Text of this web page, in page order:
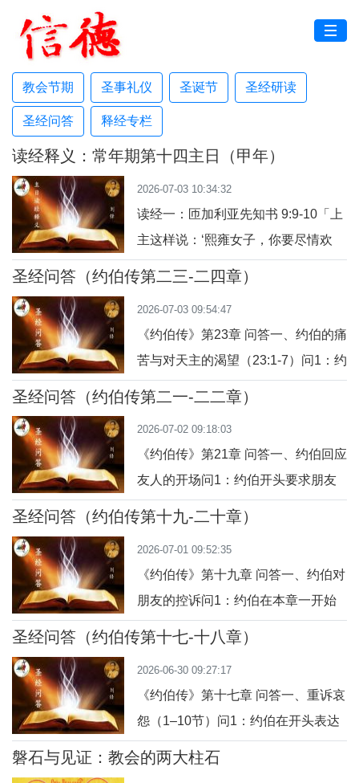
教会节期 圣事礼仪 圣诞节 圣经研读
圣经问答 释经专栏
读经释义：常年期第十四主日（甲年）
2026-07-03 10:34:32
读经一：匝加利亚先知书 9:9-10「上
主这样说：‘熙雍女子，你要尽情欢
乐！耶路撒冷女子，你要欢呼！’」历
子”是拟人化的表达，代表整个以色列
子民，尤其是耶路撒冷居民。匝加利
亚生活在公元前6世纪末至5世纪初，
是以色列从巴比伦放逐归回国后，重
他的信
圣经问答（约伯传第二三-二四章）
2026-07-03 09:54:47
《约伯传》第23章 问答一、约伯的痛
苦与对天主的渴望（23:1-7）问1：约
伯开头表达了怎样的心情？答：约伯
感到天主的手沉重地压在他身上，使
他不断呻吟。这表达了他内在的痛苦
和对天主沉默的困惑。问2：约伯最
渴望的是什么？答：他渴望能“找到天
的是
圣经问答（约伯传第二一-二二章）
2026-07-02 09:18:03
《约伯传》第21章 问答一、约伯回应
友人的开场问1：约伯开头要求朋友
们做什么？答：约伯请求他们耐心听
的一种安慰。他希望能表达自己的心
声，即使他们之后会嘲笑他。二、约
伯发出反问：恶人为何昌盛？问2：
约伯对恶人命运的主要问题是什么？
圣经问答（约伯传第十九-二十章）
2026-07-01 09:52:35
《约伯传》第十九章 问答一、约伯对
朋友的控诉问1：约伯在本章一开始
向朋友表达了怎样的情绪？答：约伯
语，使他的心灵深受伤害（参阅19:2-
3）。他指出，他们的责备不仅没有
怜悯，反而加剧了他的苦难，是一种
重复的侮辱，显出他们毫无怜悯之
圣经问答（约伯传第十七-十八章）
2026-06-30 09:27:17
《约伯传》第十七章 问答一、重诉哀
怨（1–10节）问1：约伯在开头表达
了怎样的生命感受？答：约伯认为自
磐石与见证：教会的两大柱石